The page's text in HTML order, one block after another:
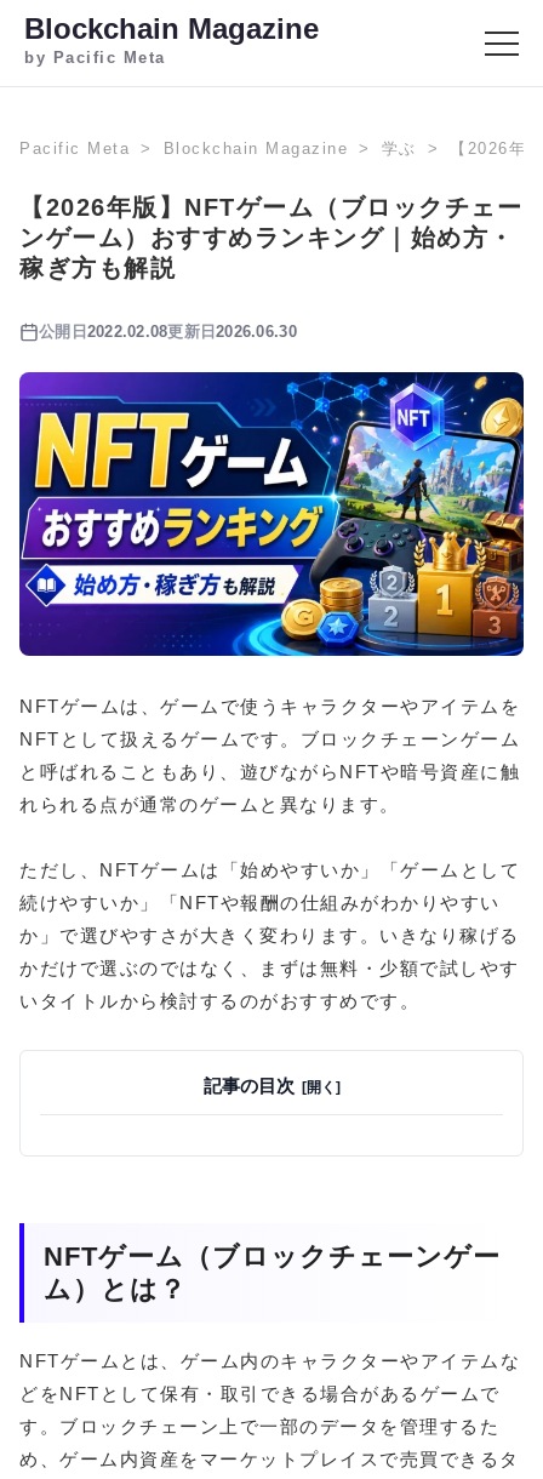
Blockchain Magazine
by Pacific Meta
Pacific Meta Blockchain Magazine 学ぶ 【2026年
【2026年版】NFTゲーム（ブロックチェー
ンゲーム）おすすめランキング｜始め方・
稼ぎ方も解説
公開日 2022.02.08更新日2026.06.30
NFTゲームは、ゲームで使うキャラクターやアイテムを
NFTとして扱えるゲームです。ブロックチェーンゲーム
と呼ばれることもあり、遊びながらNFTや暗号資産に触
れられる点が通常のゲームと異なります。
ただし、NFTゲームは「始めやすいか」「ゲームとして
続けやすいか」「NFTや報酬の仕組みがわかりやすい
か」で選びやすさが大きく変わります。いきなり稼げる
かだけで選ぶのではなく、まずは無料・少額で試しやす
いタイトルから検討するのがおすすめです。
記事の目次
NFTゲーム（ブロックチェーンゲー
ム）とは？
NFTゲームとは、ゲーム内のキャラクターやアイテムな
どをNFTとして保有・取引できる場合があるゲームで
す。ブロックチェーン上で一部のデータを管理するた
め、ゲーム内資産をマーケットプレイスで売買できるタ